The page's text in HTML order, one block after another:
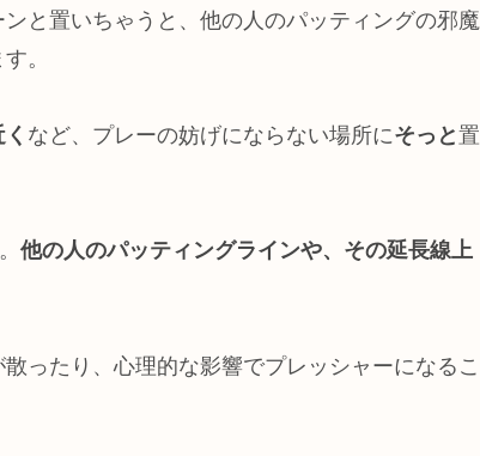
と置いちゃうと、他の人のパッティングの邪魔
。
など、プレーの妨げにならない場所にそっと置
他の人のパッティングラインや、その延長線上
ったり、心理的な影響でプレッシャーになるこ